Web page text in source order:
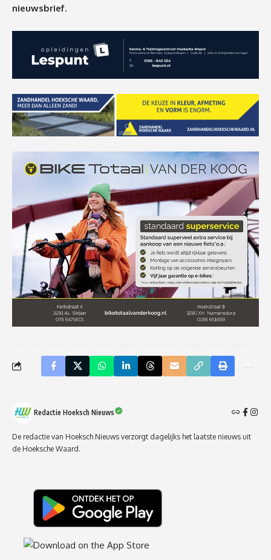
nieuwsbrief.
Redactie Hoeksch Nieuws
De redactie van Hoeksch Nieuws verzorgt dagelijks het laatste nieuws uit
de Hoeksche Waard.